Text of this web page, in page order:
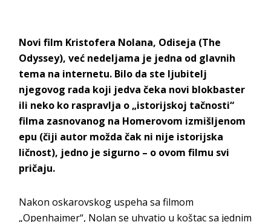
Novi film Kristofera Nolana, Odiseja (The
Odyssey), već nedeljama je jedna od glavnih
tema na internetu. Bilo da ste ljubitelj
njegovog rada koji jedva čeka novi blokbaster
ili neko ko raspravlja o „istorijskoj tačnosti“
filma zasnovanog na Homerovom izmišljenom
epu (čiji autor možda čak ni nije istorijska
ličnost), jedno je sigurno – o ovom filmu svi
pričaju.
Nakon oskarovskog uspeha sa filmom
„Openhajmer“, Nolan se uhvatio u koštac sa jednim